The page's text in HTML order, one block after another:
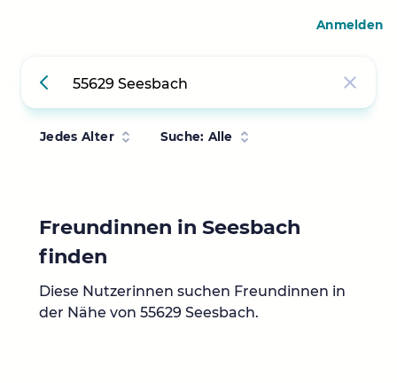
Jedes Alter Suche: Alle
Freundinnen in Seesbach
finden
Diese Nutzerinnen suchen Freundinnen in
der Nähe von 55629 Seesbach.
Anmelden